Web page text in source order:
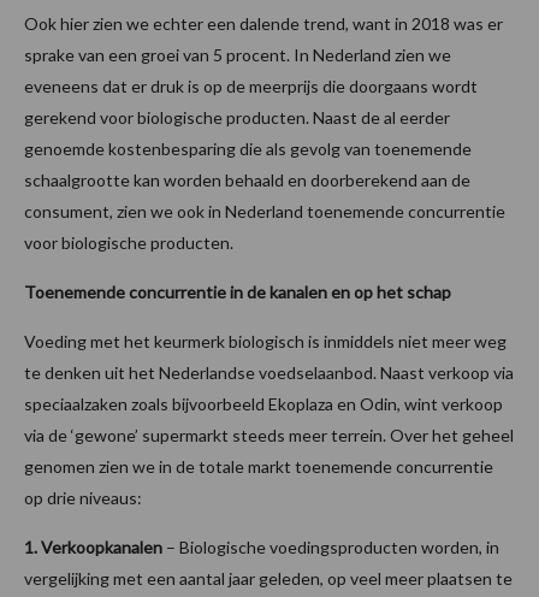
Ook hier zien we echter een dalende trend, want in 2018 was er
sprake van een groei van 5 procent. In Nederland zien we
eveneens dat er druk is op de meerprijs die doorgaans wordt
gerekend voor biologische producten. Naast de al eerder
genoemde kostenbesparing die als gevolg van toenemende
schaalgrootte kan worden behaald en doorberekend aan de
consument, zien we ook in Nederland toenemende concurrentie
voor biologische producten.
Toenemende concurrentie in de kanalen en op het schap
Voeding met het keurmerk biologisch is inmiddels niet meer weg
te denken uit het Nederlandse voedselaanbod. Naast verkoop via
speciaalzaken zoals bijvoorbeeld Ekoplaza en Odin, wint verkoop
via de ‘gewone’ supermarkt steeds meer terrein. Over het geheel
genomen zien we in de totale markt toenemende concurrentie
op drie niveaus:
1.Verkoopkanalen – Biologische voedingsproducten worden, in
vergelijking met een aantal jaar geleden, op veel meer plaatsen te